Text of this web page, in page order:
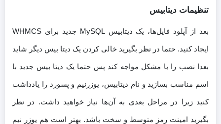
تنظیمات دیتابیس
بعد از آپلود فایل‌ها، یک دیتابیس MySQL جدید برای WHMCS
ایجاد کنید. حتما در نظر بگیرید خالی کردن یک دیتا بیس دیگر شاید
بعدا نصب را با مشکل مواجه کند پس حتما یک دیتا بیس جدید با
اسم مناسب بسازید و نام دیتابیس، یوزرنیم و پسورد را یادداشت
کنید زیرا در مراحل بعدی به آن‌ها نیاز خواهید داشت. در نظر
بگیرید امینت رمز متوسط و سخت باشد. بهتر است هم یوزر نیم